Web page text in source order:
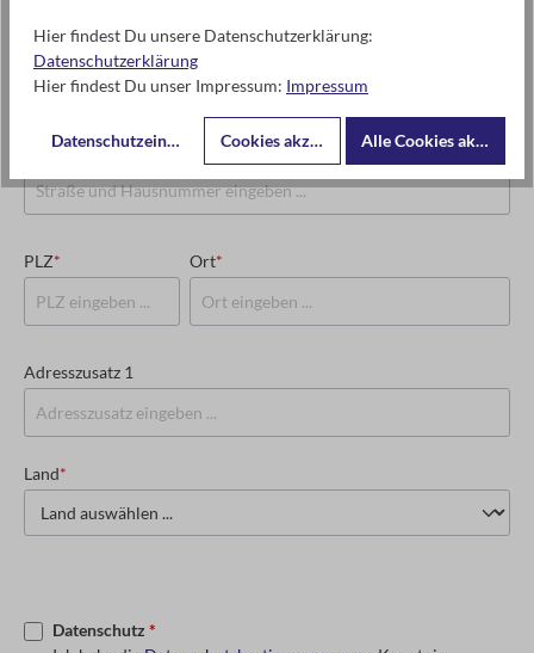
USt-IdNr. oder Steuernummer
Straße und Hausnummer
PLZ* Ort*
Adresszusatz 1
Land*
Datenschutz *
Hier findest Du unsere Datenschutzerklärung:
Datenschutzerklärung
Hier findest Du unser Impressum: Impressum
DatenschutzeinstellungenCookies akzeptierenAlle Cookies